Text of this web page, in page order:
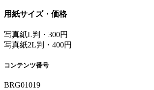
用紙サイズ・価格
写真紙L判・300円
写真紙2L判・400円
コンテンツ番号
BRG01019